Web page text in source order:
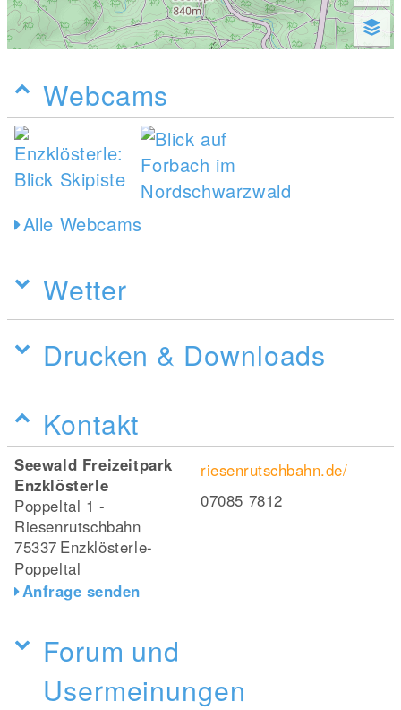
Webcams
Alle Webcams
Wetter
Drucken & Downloads
Kontakt
Seewald Freizeitpark
Enzklösterle
Poppeltal 1 -
Riesenrutschbahn
75337 Enzklösterle-
Poppeltal
Anfrage senden
riesenrutschbahn.de/
07085 7812
Forum und
Usermeinungen